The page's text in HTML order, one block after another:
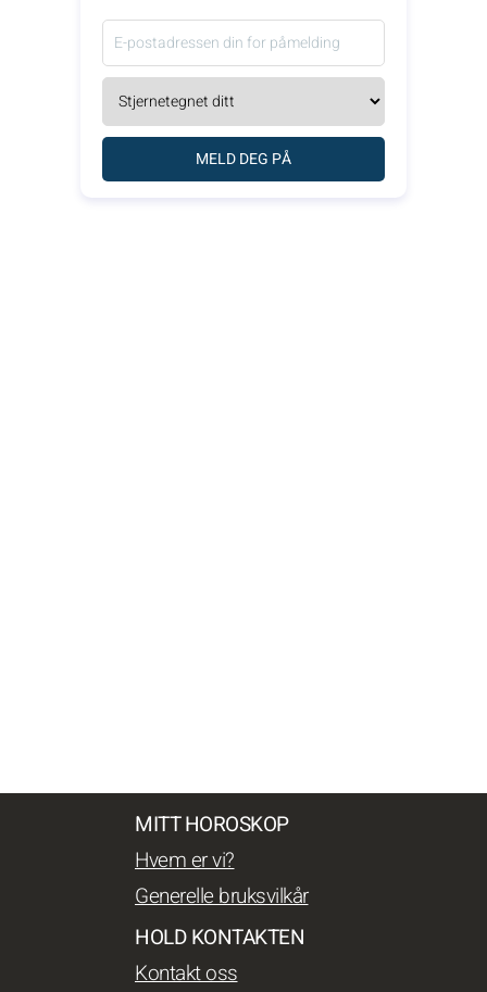
MELD DEG PÅ
MITT HOROSKOP
Hvem er vi?
Generelle bruksvilkår
HOLD KONTAKTEN
Kontakt oss